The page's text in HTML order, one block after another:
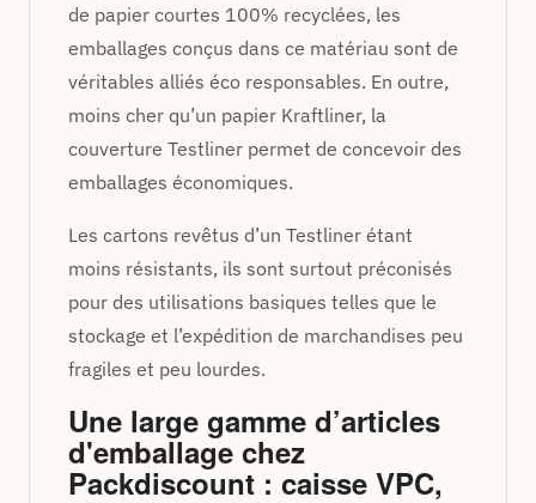
de papier courtes 100% recyclées, les
emballages conçus dans ce matériau sont de
véritables alliés éco responsables. En outre,
moins cher qu’un papier Kraftliner, la
couverture Testliner permet de concevoir des
emballages économiques.
Les cartons revêtus d’un Testliner étant
moins résistants, ils sont surtout préconisés
pour des utilisations basiques telles que le
stockage et l’expédition de marchandises peu
fragiles et peu lourdes.
Une large gamme d’articles
d'emballage chez
Packdiscount : caisse VPC,